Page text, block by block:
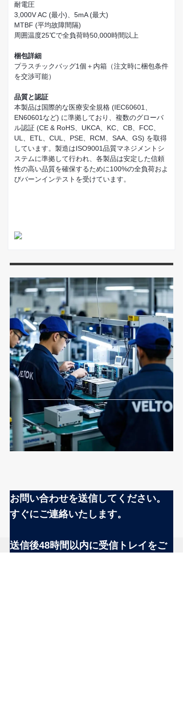
耐電圧
3,000V AC (最小)、5mA (最大)
MTBF (平均故障間隔)
周囲温度25℃で全負荷時50,000時間以上
梱包詳細
プラスチックバッグ1個＋内箱（注文時に梱包条件
を交渉可能）
品質と認証
本製品は国際的な医療安全規格 (IEC60601、
EN60601など) に準拠しており、複数のグローバ
ル認証 (CE & RoHS、UKCA、KC、CB、FCC、
UL、ETL、CUL、PSE、RCM、SAA、GS) を取得
しています。製造はISO9001品質マネジメントシ
ステムに準拠して行われ、各製品は安定した信頼
性の高い品質を確保するために100%の全負荷およ
びバーンインテストを受けています。
お問い合わせを送信してください。
すぐにご連絡いたします。
送信後48時間以内に受信トレイをご
名前